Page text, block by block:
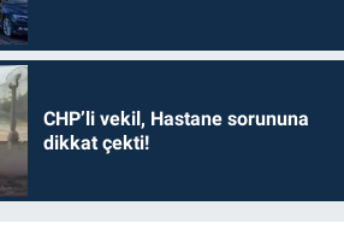
CHP’li vekil, Hastane sorununa
dikkat çekti!